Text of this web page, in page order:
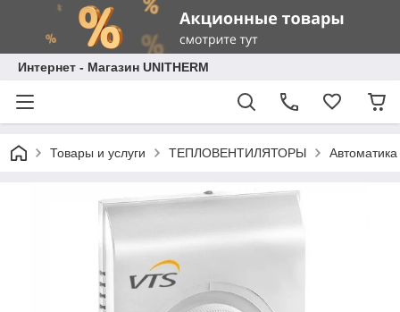
Интернет - Магазин UNITHERM
Товары и услуги ТЕПЛОВЕНТИЛЯТОРЫ